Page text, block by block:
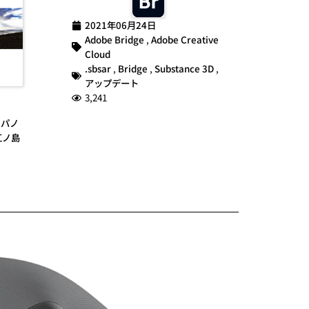
パノ
島
2021年06月24日
Adobe Bridge , Adobe Creative
Cloud
.sbsar, Bridge , Substance 3D,
アップデート
3,241